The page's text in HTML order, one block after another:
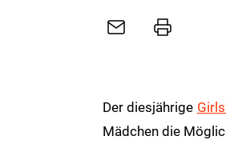
E-
Drucker
Der diesjährige
Mädchen die